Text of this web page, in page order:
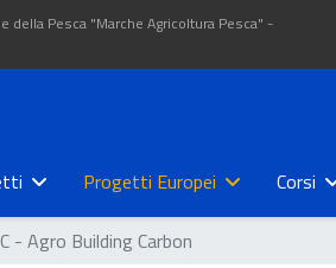
della Pesca "Marche Agricoltura Pesca" -
Progetti Europei Corsi
- Agro Building Carbon